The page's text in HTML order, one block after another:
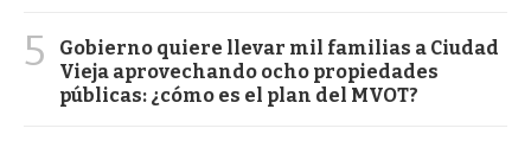
5
Gobierno quiere llevar mil familias a Ciudad
Vieja aprovechando ocho propiedades
públicas: ¿cómo es el plan del MVOT?